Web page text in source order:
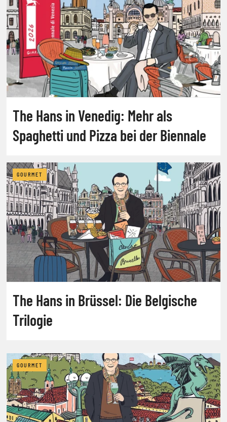
The Hans in Venedig: Mehr als
Spaghetti und Pizza bei der Biennale
GOURMET
The Hans in Brüssel: Die Belgische
Trilogie
GOURMET